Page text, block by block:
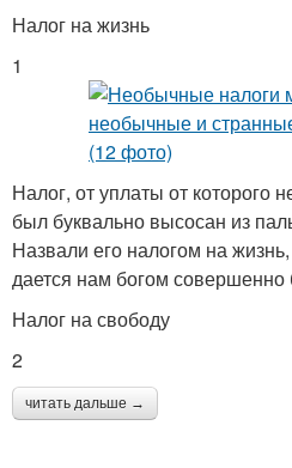
Налог на жизнь
1
Налог, от уплаты от которого
был буквально высосан из
Назвали его налогом на
дается нам богом совершенно
Налог на свободу
2
читать дальше →